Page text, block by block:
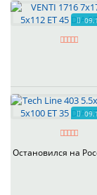
Остановился на